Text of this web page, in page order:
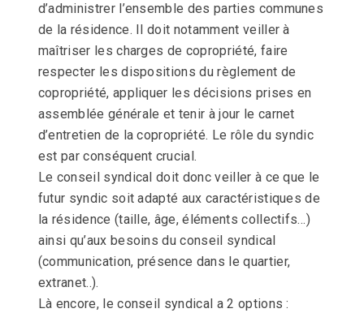
d’administrer l’ensemble des parties communes
de la résidence. Il doit notamment veiller à
maîtriser les charges de copropriété, faire
respecter les dispositions du règlement de
copropriété, appliquer les décisions prises en
assemblée générale et tenir à jour le carnet
d’entretien de la copropriété. Le rôle du syndic
est par conséquent crucial.
Le conseil syndical doit donc veiller à ce que le
futur syndic soit adapté aux caractéristiques de
la résidence (taille, âge, éléments collectifs…)
ainsi qu’aux besoins du conseil syndical
(communication, présence dans le quartier,
extranet..).
Là encore, le conseil syndical a 2 options :